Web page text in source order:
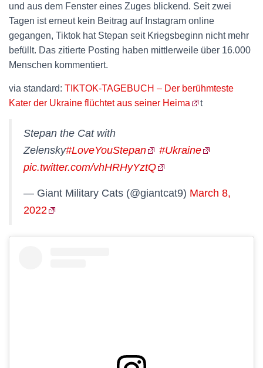
und aus dem Fenster eines Zuges blickend. Seit zwei
Tagen ist erneut kein Beitrag auf Instagram online
gegangen, Tiktok hat Stepan seit Kriegsbeginn nicht mehr
befüllt. Das zitierte Posting haben mittlerweile über 16.000
Menschen kommentiert.
via standard: TIKTOK-TAGEBUCH – Der berühmteste
Kater der Ukraine flüchtet aus seiner Heima
t
Stepan the Cat with
Zelensky#LoveYouStepan
#Ukraine
pic.twitter.com/vhHRHyYztQ
— Giant Military Cats (@giantcat9) March 8,
2022